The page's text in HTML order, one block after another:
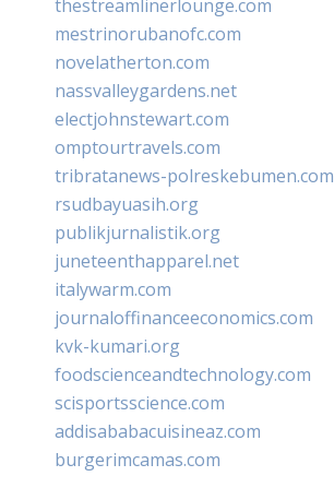
thestreamlinerlounge.com
mestrinorubanofc.com
novelatherton.com
nassvalleygardens.net
electjohnstewart.com
omptourtravels.com
tribratanews-polreskebumen.com
rsudbayuasih.org
publikjurnalistik.org
juneteenthapparel.net
italywarm.com
journaloffinanceeconomics.com
kvk-kumari.org
foodscienceandtechnology.com
scisportsscience.com
addisababacuisineaz.com
burgerimcamas.com